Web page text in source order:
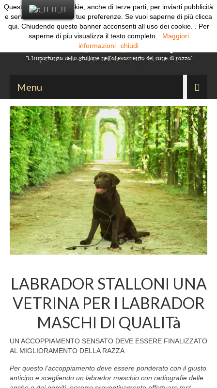
Cerca:
Menu
LABRADOR STALLONI UNA
VETRINA PER I LABRADOR
MASCHI DI QUALITà
UN ACCOPPIAMENTO SENSATO DEVE ESSERE FINALIZZATO
AL MIGLIORAMENTO DELLA RAZZA
Per questo l’accoppiamento deve essere ponderato con il giusto
anticipo e scegliendo un labrador maschio con radiografie delle
Questo sito utilizza cookie, anche di terze parti, per inviarti pubblicità
e servizi in linea con le tue preferenze. Se vuoi saperne di più clicca
qui. Chiudendo questo banner acconsenti all uso dei cookie. . Per
saperne di piu visualizza il testo completo.
Maggiori
informazioni
chiudi